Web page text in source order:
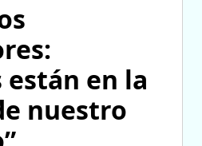
están en la
nuestro